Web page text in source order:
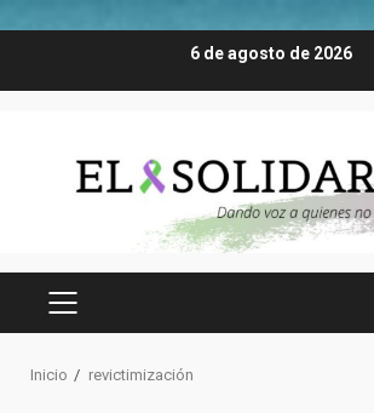
6 de agosto de 2026
MENÚ
Inicio revictimización